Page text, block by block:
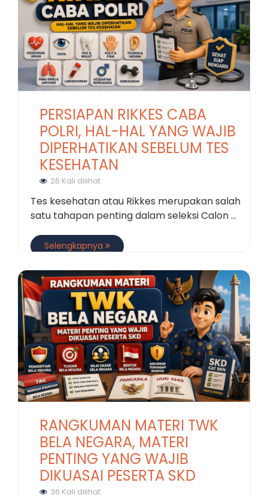
PERSIAPAN RIKKES CABA
POLRI, HAL-HAL YANG WAJIB
DIPERHATIKAN SEBELUM TES
KESEHATAN
26 Kali dilihat
Tes kesehatan atau Rikkes merupakan salah
satu tahapan penting dalam seleksi Calon ...
Selengkapnya
RANGKUMAN MATERI TWK
BELA NEGARA, MATERI
PENTING YANG WAJIB
DIKUASAI PESERTA SKD
36 Kali dilihat